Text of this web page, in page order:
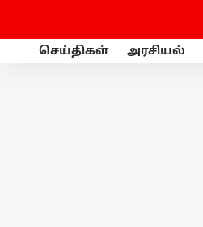
செய்திகள் அரசியல்